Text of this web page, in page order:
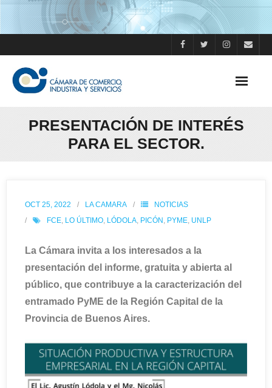
Skip
PRESENTACIÓN DE INTERÉS
PARA EL SECTOR.
OCT 25, 2022 LA CAMARA
NOTICIAS
FCE, LO ÚLTIMO, LÓDOLA, PICÓN , PYME, UNLP
La Cámara invita a los interesados a la
presentación del informe, gratuita y abierta al
público, que contribuye a la caracterización del
entramado PyME de la Región Capital de la
Provincia de Buenos Aires.